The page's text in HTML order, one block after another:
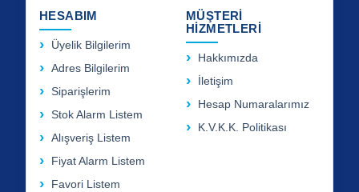
HESABIM
Üyelik Bilgilerim
Adres Bilgilerim
Siparişlerim
Stok Alarm Listem
Alışveriş Listem
Fiyat Alarm Listem
Favori Listem
MÜŞTERİ
HİZMETLERİ
Hakkımızda
İletişim
Hesap Numaralarımız
K.V.K.K. Politikası